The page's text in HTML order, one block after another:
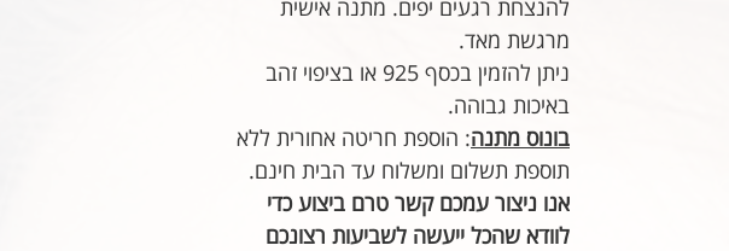
להנצחת רגעים יפים. מתנה אישית
מרגשת מאד.
ניתן להזמין בכסף 925 או בציפוי זהב
באיכות גבוהה.
בונוס מתנה: הוספת חריטה אחורית ללא
תוספת תשלום ומשלוח עד הבית חינם.
אנו ניצור עמכם קשר טרם ביצוע כדי
לוודא שהכל ייעשה לשביעות רצונכם